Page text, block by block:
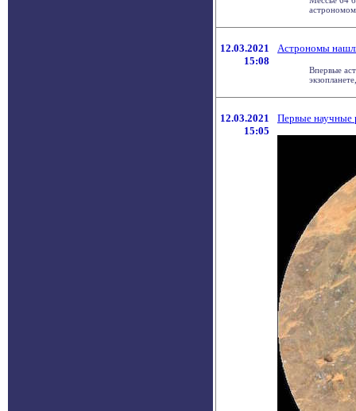
12.03.2021
15:08
Астрономы
Впервые
12.03.2021
15:05
Первые научные